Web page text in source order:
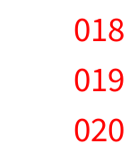
018
019
020